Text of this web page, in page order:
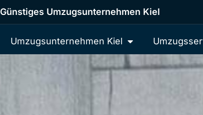
Günstiges Umzugsunternehmen Kiel
Umzugsunternehmen Kiel